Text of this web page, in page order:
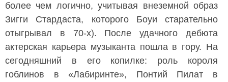
более чем логично, учитывая внеземной образ
Зигги Стардаста, которого Боуи старательно
отыгрывал в 70-х). После удачного дебюта
актерская карьера музыканта пошла в гору. На
сегодняшний в его копилке: роль короля
гоблинов в «Лабиринте», Понтий Пилат в